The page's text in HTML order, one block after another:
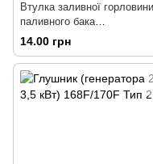
Втулка заливної горловини
паливного бака
168F/170F/173F/177F/182F/
14.00 грн